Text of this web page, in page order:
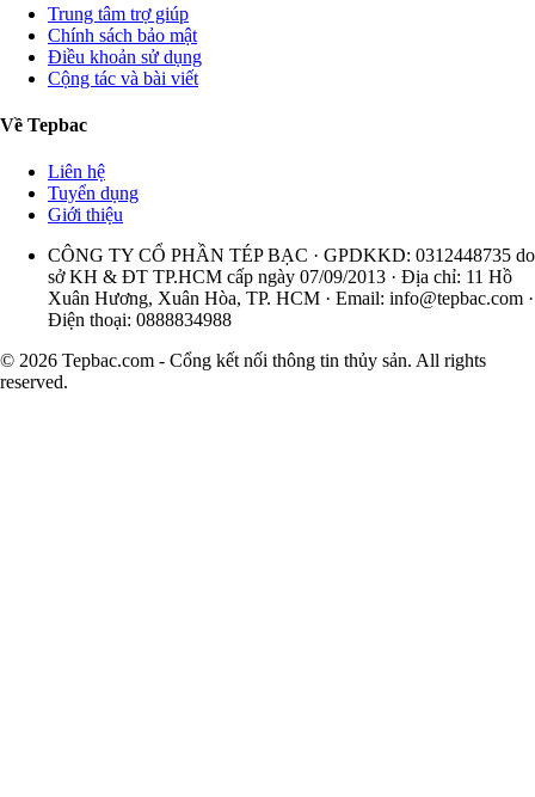
Trung tâm trợ giúp
Chính sách bảo mật
Điều khoản sử dụng
Cộng tác và bài viết
Về Tepbac
Liên hệ
Tuyển dụng
Giới thiệu
CÔNG TY CỔ PHẦN TÉP BẠC · GPDKKD: 0312448735 do
sở KH & ĐT TP.HCM cấp ngày 07/09/2013 · Địa chỉ: 11 Hồ
Xuân Hương, Xuân Hòa, TP. HCM · Email: info@tepbac.com ·
Điện thoại: 0888834988
© 2026 Tepbac.com - Cổng kết nối thông tin thủy sản. All rights
reserved.